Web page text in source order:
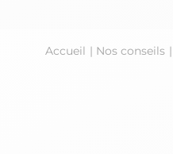
Accueil Nos conseils